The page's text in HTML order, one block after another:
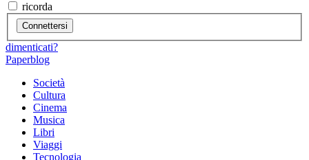
ricorda
Connettersi
dimenticati?
Paperblog
Società
Cultura
Cinema
Musica
Libri
Viaggi
Tecnologia